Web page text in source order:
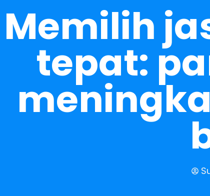
Memilih
tepat: